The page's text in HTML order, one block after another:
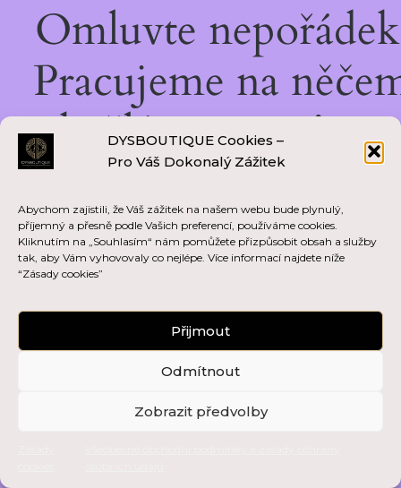
DYSBOUTIQUE Cookies –
Pro Váš Dokonalý Zážitek
Abychom zajistili, že Váš zážitek na našem webu bude plynulý,
příjemný a přesně podle Vašich preferencí, používáme cookies.
Kliknutím na „Souhlasím“ nám pomůžete přizpůsobit obsah a služby
tak, aby Vám vyhovovaly co nejlépe. Více informací najdete níže
“Zásady cookies”
Přijmout
Odmítnout
Zobrazit předvolby
Omluvte
Pracujeme na
skvělém — vraťte se
brzy zpět!